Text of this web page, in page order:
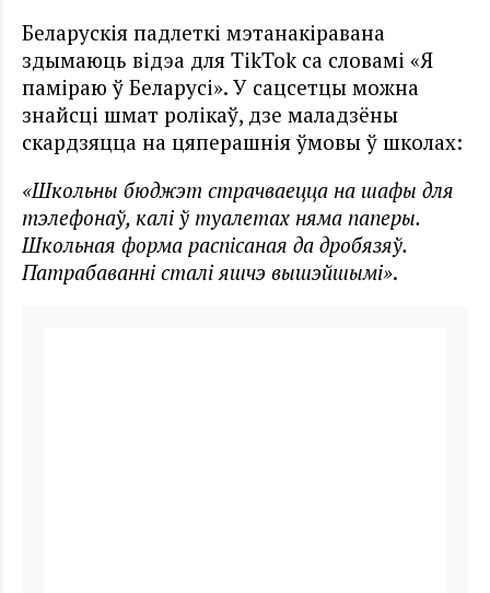
Беларускія падлеткі мэтанакіравана
здымаюць відэа для TikTok са словамі «Я
паміраю ў Беларусі». У сацсетцы можна
знайсці шмат ролікаў, дзе маладзёны
скардзяцца на цяперашнія ўмовы ў школах:
«Школьны бюджэт страчваецца на шафы для
тэлефонаў, калі ў туалетах няма паперы.
Школьная форма распісаная да дробязяў.
Патрабаванні сталі яшчэ вышэйшымі».